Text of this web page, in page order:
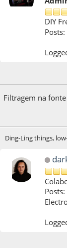
DIY
Filtragem na
Ding-Ling things,